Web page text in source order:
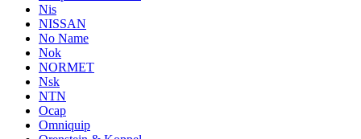
Nis
NISSAN
No Name
Nok
NORMET
Nsk
NTN
Ocap
Omniquip